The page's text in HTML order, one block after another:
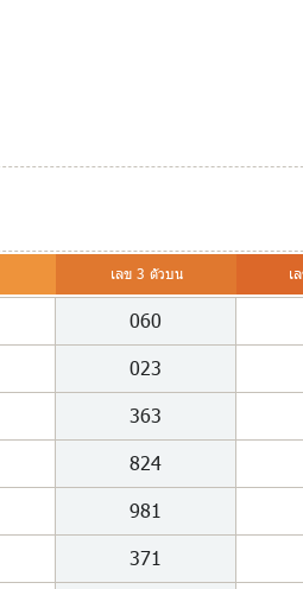
เลข 3 ตัวบน เ
060
023
363
824
981
371